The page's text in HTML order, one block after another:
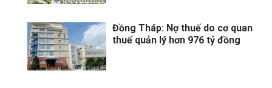
Đồng Tháp: Nợ thuế do cơ quan
thuế quản lý hơn 976 tỷ đồng